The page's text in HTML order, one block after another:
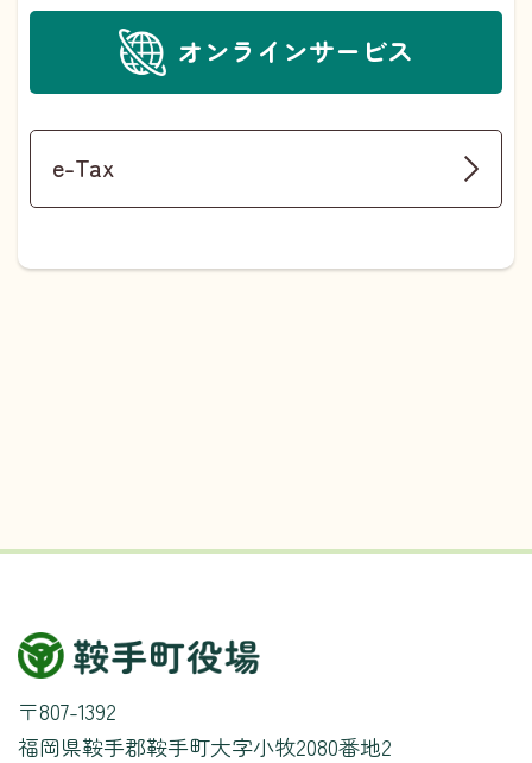
オンラインサービス
e-Tax
〒807-1392
福岡県鞍手郡鞍手町大字小牧2080番地2